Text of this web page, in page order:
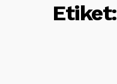
Etiket: